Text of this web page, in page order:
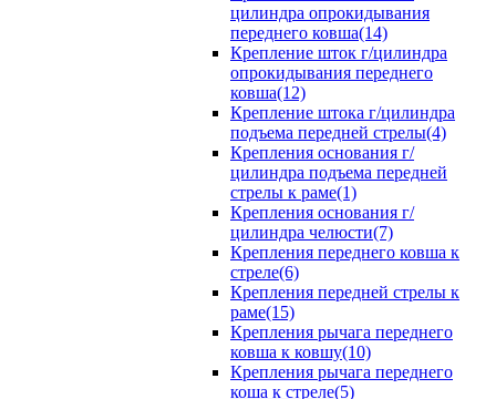
цилиндра опрокидывания
переднего ковша(14)
Крепление шток г/цилиндра
опрокидывания переднего
ковша(12)
Крепление штока г/цилиндра
подъема передней стрелы(4)
Крепления основания г/
цилиндра подъема передней
стрелы к раме(1)
Крепления основания г/
цилиндра челюсти(7)
Крепления переднего ковша к
стреле(6)
Крепления передней стрелы к
раме(15)
Крепления рычага переднего
ковша к ковшу(10)
Крепления рычага переднего
коша к стреле(5)